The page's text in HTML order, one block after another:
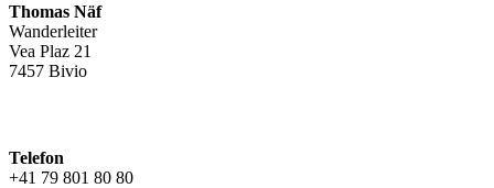
Thomas Näf
Wanderleiter
Vea Plaz 21
7457 Bivio
Telefon
+41 79 801 80 80